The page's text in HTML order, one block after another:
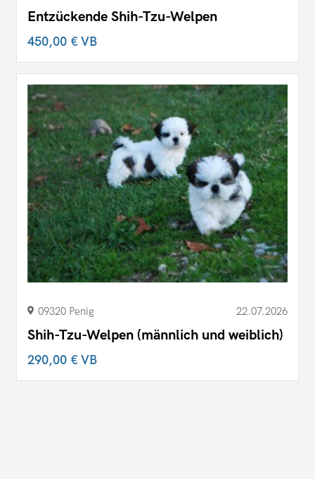
Entzückende Shih-Tzu-Welpen
450,00 €VB
09320 Penig 22.07.2026
Shih-Tzu-Welpen (männlich und weiblich)
290,00 €VB